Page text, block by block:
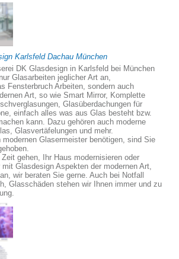
Karlsfeld Dachau München
DK Glasdesign in Karlsfeld bei München
Glasarbeiten jeglicher Art an,
Fensterbruch Arbeiten, sondern auch
Art, so wie Smart Mirror, Komplette
Glasüberdachungen für
einfach alles was aus Glas besteht bzw.
kann. Dazu gehören auch moderne
Glasvertäfelungen und mehr.
Glasermeister benötigen, sind Sie
gehen, Ihr Haus modernisieren oder
Glasdesign Aspekten der modernen Art,
wir beraten Sie gerne. Auch bei Notfall
Glasschäden stehen wir Ihnen immer und zu